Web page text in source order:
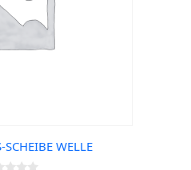
WELLE